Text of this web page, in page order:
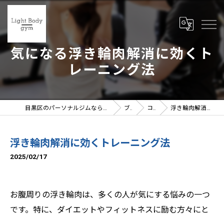
気になる浮き輪肉解消に効くト
レーニング法
目黒区のパーソナルジムならLight Body gymへ | 女性トレーナー在籍 ブログ コラム 浮き輪肉解消に効くトレーニング法
浮き輪肉解消に効くトレーニング法
2025/02/17
お腹周りの浮き輪肉は、多くの人が気にする悩みの一つ
です。特に、ダイエットやフィットネスに励む方々にと